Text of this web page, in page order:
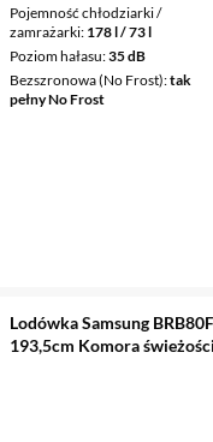
Pojemność chłodziarki /
zamrażarki 178 l / 73 l
Poziom hałasu 35 dB
Bezszronowa (No Frost) tak
pełny No Frost
Lodówka Samsung
193,5cm Komora